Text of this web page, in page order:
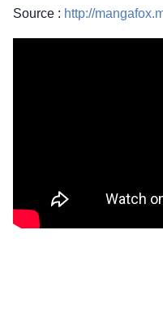
Source : http://